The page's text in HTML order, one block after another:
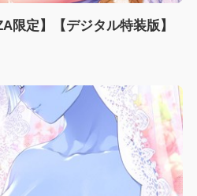
限定】【デジタル特装版】